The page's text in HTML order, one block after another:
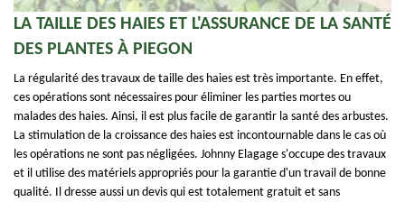
LA TAILLE DES HAIES ET L'ASSURANCE DE LA SANTÉ
DES PLANTES À PIEGON
La régularité des travaux de taille des haies est très importante. En effet,
ces opérations sont nécessaires pour éliminer les parties mortes ou
malades des haies. Ainsi, il est plus facile de garantir la santé des arbustes.
La stimulation de la croissance des haies est incontournable dans le cas où
les opérations ne sont pas négligées. Johnny Elagage s'occupe des travaux
et il utilise des matériels appropriés pour la garantie d'un travail de bonne
qualité. Il dresse aussi un devis qui est totalement gratuit et sans